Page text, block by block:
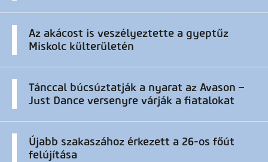
Az akácost is veszélyeztette a gyeptűz
Miskolc külterületén
Tánccal búcsúztatják a nyarat az Avason –
Just Dance versenyre várják a fiatalokat
Újabb szakaszához érkezett a 26-os főút
felújítása